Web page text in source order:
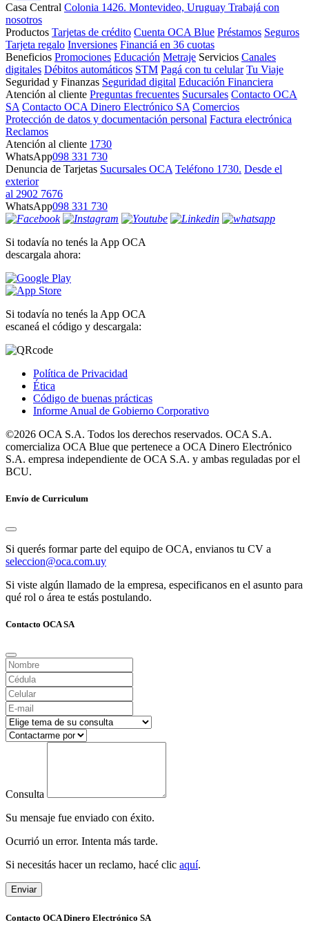
Casa Central Colonia 1426. Montevideo, Uruguay Trabajá con
nosotros
Productos Tarjetas de crédito Cuenta OCA Blue Préstamos Seguros
Tarjeta regalo Inversiones Financiá en 36 cuotas
Beneficios Promociones Educación Metraje Servicios Canales
digitales Débitos automáticos STM Pagá con tu celular Tu Viaje
Seguridad y Finanzas Seguridad digital Educación Financiera
Atención al cliente Preguntas frecuentes Sucursales Contacto OCA
SA Contacto OCA Dinero Electrónico SA Comercios
Protección de datos y documentación personal Factura electrónica
Reclamos
Atención al cliente 1730
WhatsApp098 331 730
Denuncia de Tarjetas Sucursales OCA Teléfono 1730. Desde el
exterior
al 2902 7676
WhatsApp098 331 730
Si todavía no tenés la App OCA
descargala ahora:
Si todavía no tenés la App OCA
escaneá el código y descargala:
Política de Privacidad
Ética
Código de buenas prácticas
Informe Anual de Gobierno Corporativo
©2026 OCA S.A. Todos los derechos reservados. OCA S.A.
comercializa OCA Blue que pertenece a OCA Dinero Electrónico
S.A. empresa independiente de OCA S.A. y ambas reguladas por el
BCU.
Envío de Curriculum
Si querés formar parte del equipo de OCA, envianos tu CV a
seleccion@oca.com.uy
Si viste algún llamado de la empresa, especificanos en el asunto para
qué rol o área te estás postulando.
Contacto OCA SA
Consulta
Su mensaje fue enviado con éxito.
Ocurrió un error. Intenta más tarde.
Si necesitás hacer un reclamo, hacé clic aquí.
Enviar
Contacto OCA Dinero Electrónico SA